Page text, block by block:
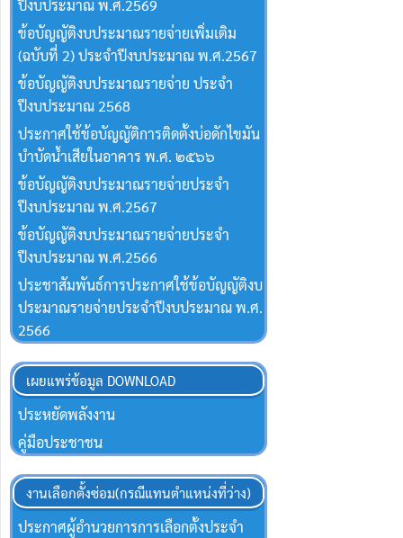
ปีงบประมาณ พ.ศ.2569
ข้อบัญญัติงบประมาณรายจ่ายเพิ่มเติม
(ฉบับที่ 2) ประจำปีงบประมาณ พ.ศ.2567
ข้อบัญญัติงบประมาณรายจ่าย ประจำ
ปีงบประมาณ 2568
ประกาศใช้ข้อบัญญัติการติดตั้งบ่อดักไขมัน
บำบัดน้ำเสียในอาคาร พ.ศ. ๒๕๖๖
ข้อบัญญัติงบประมาณรายจ่ายประจำ
ปีงบประมาณ พ.ศ.2567
ข้อบัญญัติงบประมาณรายจ่ายประจำ
ปีงบประมาณ พ.ศ.2566
ประชาสัมพันธ์การประกาศใช้ข้อบัญญัติงบ
ประมาณรายจ่ายประจำปีงบประมาณ พ.ศ.
2566
เผยแพร่ข้อมูล DOWNLOAD
ประหยัดพลังงาน
คู่มือประชาชน
งานเลือกตั้งซ่อม(กรณีแทนตำแหน่งที่ว่าง)
ประกาศผู้อำนวยการการเลือกตั้งประจำ